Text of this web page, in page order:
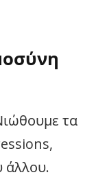
τα
άλλου.